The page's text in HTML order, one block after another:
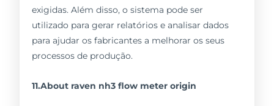
exigidas. Além disso, o sistema pode ser
utilizado para gerar relatórios e analisar dados
para ajudar os fabricantes a melhorar os seus
processos de produção.
11.About raven nh3 flow meter origin